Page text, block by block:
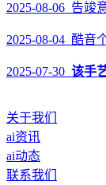
2025-08-06 告竣
2025-08-04 酷音
2025-07-30 该手
关于我们
ai资讯
ai动态
联系我们